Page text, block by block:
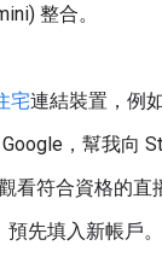
整合。
宅連結裝置，例
，幫我向
看符合資格的直
先填入新帳戶。